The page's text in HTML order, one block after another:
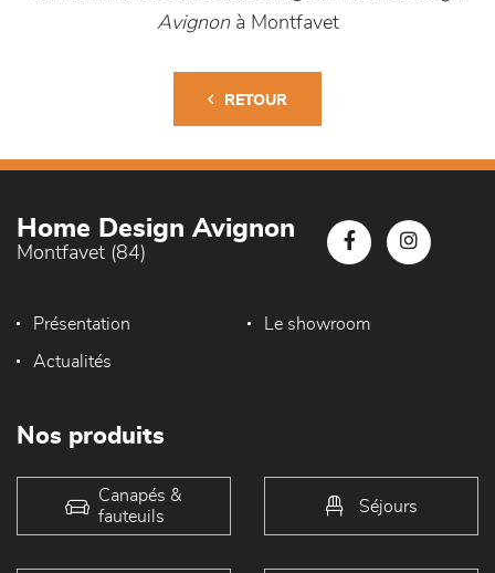
Avignonà Montfavet
RETOUR
Home Design Avignon
Montfavet (84)
Présentation Le showroom
Actualités
Nos produits
Canapés &
fauteuils
Séjours